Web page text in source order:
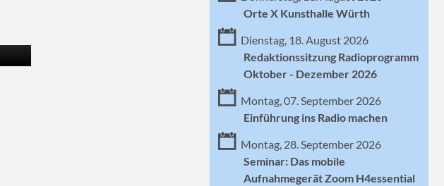
Orte X Kunsthalle Würth
Dienstag, 18. August 2026
Redaktionssitzung Radioprogramm
Oktober - Dezember 2026
Montag, 07. September 2026
Einführung ins Radio machen
Montag, 28. September 2026
Seminar: Das mobile
Aufnahmegerät Zoom H4essential